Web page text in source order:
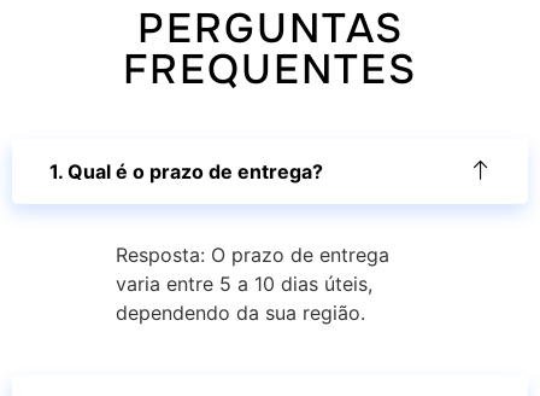
PERGUNTAS
FREQUENTES
1. Qual é o prazo de entrega?
Resposta: O prazo de entrega
varia entre 5 a 10 dias úteis,
dependendo da sua região.